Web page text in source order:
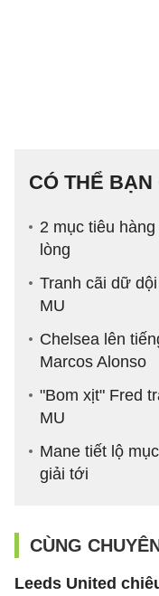
CÓ THỂ BẠN
2 mục tiêu
lòng
Tranh cãi dữ
MU
Chelsea lên
Marcos Alonso
"Bom xịt" Fred
MU
Mane tiết lộ
giải tới
CÙNG
Leeds United